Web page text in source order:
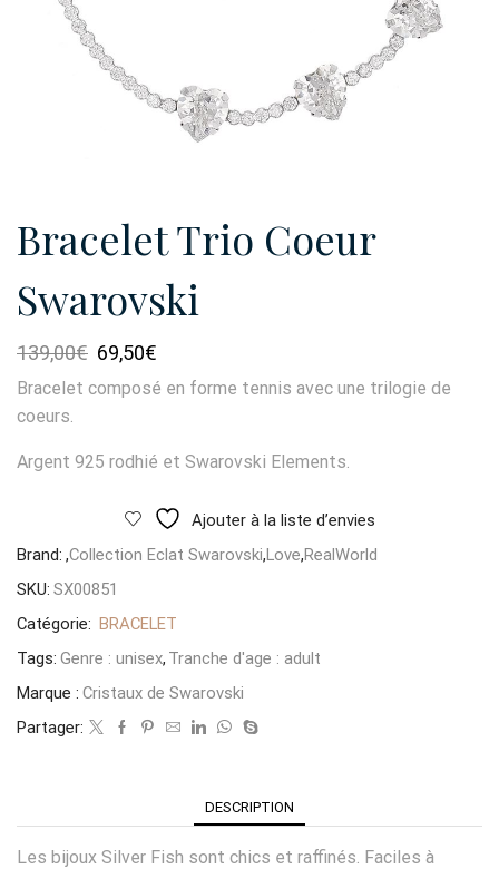
Bracelet Trio Coeur
Swarovski
139,00€ Le
initial
69,50€
actuel
Bracelet composé en forme tennis avec une trilogie de
coeurs.
Argent 925 rodhié et Swarovski Elements.
Ajouter à la liste d’envies
Brand: ,Collection Eclat Swarovski,Love,RealWorld
SKU: SX00851
Catégorie: BRACELET
Tags: Genre : unisex, Tranche d'age : adult
Marque : Cristaux de Swarovski
Partager:
DESCRIPTION
Les bijoux Silver Fish sont chics et raffinés. Faciles à